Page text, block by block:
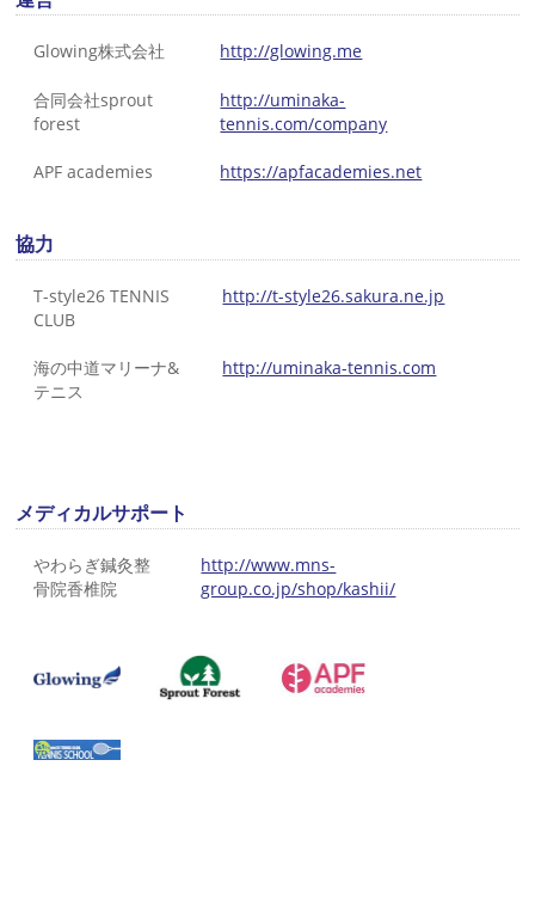
Glowing株式会社 http://glowing.me
合同会社sprout
forest
http://uminaka-
tennis.com/company
APF academies https://apfacademies.net
協力
T-style26 TENNIS
CLUB
http://t-style26.sakura.ne.jp
海の中道マリーナ&
テニス
http://uminaka-tennis.com
メディカルサポート
やわらぎ鍼灸整
骨院香椎院
http://www.mns-
group.co.jp/shop/kashii/